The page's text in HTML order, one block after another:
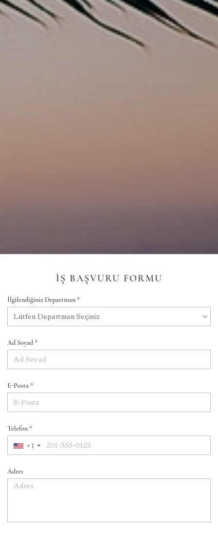
İŞ BAŞVURU FORMU
İlgilendiğiniz Departman *
Ad Soyad *
E-Posta *
Telefon *
+1
Adres